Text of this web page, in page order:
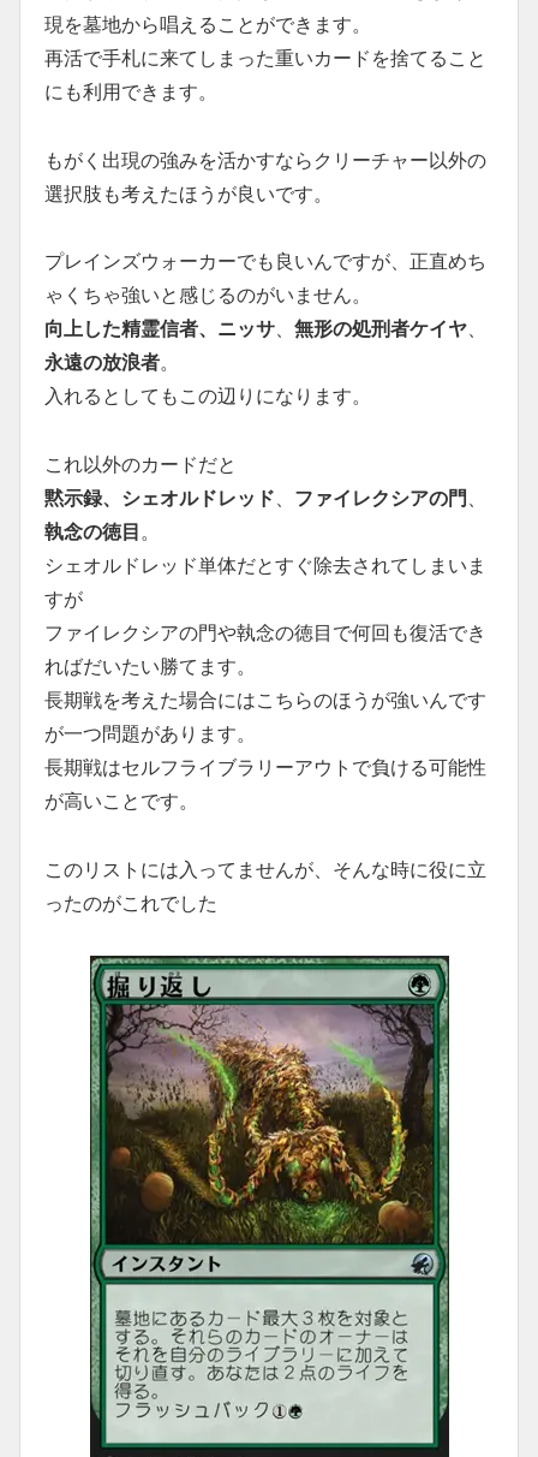
現を墓地から唱えることができます。
再活で手札に来てしまった重いカードを捨てること
にも利用できます。
もがく出現の強みを活かすならクリーチャー以外の
選択肢も考えたほうが良いです。
プレインズウォーカーでも良いんですが、正直めち
ゃくちゃ強いと感じるのがいません。
向上した精霊信者、ニッサ
無形の処刑者ケイヤ
永遠の放浪者。
入れるとしてもこの辺りになります。
これ以外のカードだと
黙示録、シェオルドレッド
ファイレクシアの門
執念の徳目 。
シェオルドレッド単体だとすぐ除去されてしまいま
すが
ファイレクシアの門や執念の徳目で何回も復活でき
ればだいたい勝てます。
長期戦を考えた場合にはこちらのほうが強いんです
が一つ問題があります。
長期戦はセルフライブラリーアウトで負ける可能性
が高いことです。
このリストには入ってませんが、そんな時に役に立
ったのがこれでした